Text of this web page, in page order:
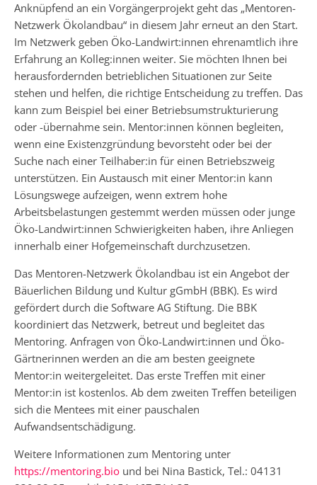
Anknüpfend an ein Vorgängerprojekt geht das „Mentoren-
Netzwerk Ökolandbau“ in diesem Jahr erneut an den Start.
Im Netzwerk geben Öko-Landwirt:innen ehrenamtlich ihre
Erfahrung an Kolleg:innen weiter. Sie möchten Ihnen bei
herausfordernden betrieblichen Situationen zur Seite
stehen und helfen, die richtige Entscheidung zu treffen. Das
kann zum Beispiel bei einer Betriebsumstrukturierung
oder -übernahme sein. Mentor:innen können begleiten,
wenn eine Existenzgründung bevorsteht oder bei der
Suche nach einer Teilhaber:in für einen Betriebszweig
unterstützen. Ein Austausch mit einer Mentor:in kann
Lösungswege aufzeigen, wenn extrem hohe
Arbeitsbelastungen gestemmt werden müssen oder junge
Öko-Landwirt:innen Schwierigkeiten haben, ihre Anliegen
innerhalb einer Hofgemeinschaft durchzusetzen.
Das Mentoren-Netzwerk Ökolandbau ist ein Angebot der
Bäuerlichen Bildung und Kultur gGmbH (BBK). Es wird
gefördert durch die Software AG Stiftung. Die BBK
koordiniert das Netzwerk, betreut und begleitet das
Mentoring. Anfragen von Öko-Landwirt:innen und Öko-
Gärtnerinnen werden an die am besten geeignete
Mentor:in weitergeleitet. Das erste Treffen mit einer
Mentor:in ist kostenlos. Ab dem zweiten Treffen beteiligen
sich die Mentees mit einer pauschalen
Aufwandsentschädigung.
Weitere Informationen zum Mentoring unter
https://mentoring.bio und bei Nina Bastick, Tel.: 04131